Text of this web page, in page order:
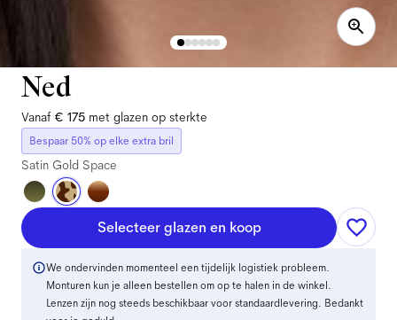
Ned
Vanaf € 175 met glazen op sterkte
Bespaar 50% op elke extra bril
Satin Gold Space
Selecteer glazen en koop
We ondervinden momenteel een tijdelijk logistiek probleem.
Monturen kun je alleen bestellen om op te halen in de winkel.
Lenzen zijn nog steeds beschikbaar voor standaardlevering. Bedankt